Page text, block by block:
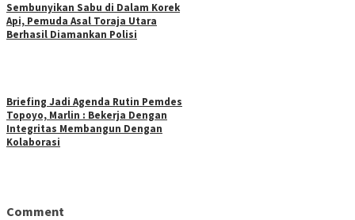
Sembunyikan Sabu di Dalam Korek
Api, Pemuda Asal Toraja Utara
Berhasil Diamankan Polisi
Briefing Jadi Agenda Rutin Pemdes
Topoyo, Marlin : Bekerja Dengan
Integritas Membangun Dengan
Kolaborasi
Comment